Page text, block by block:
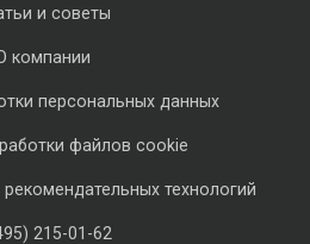
и советы
компании
персональных данных
файлов cookie
технологий
215-01-62